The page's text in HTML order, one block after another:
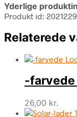
Yderlige
Produkt id:
Relaterede
-farvede
26,00 kr.